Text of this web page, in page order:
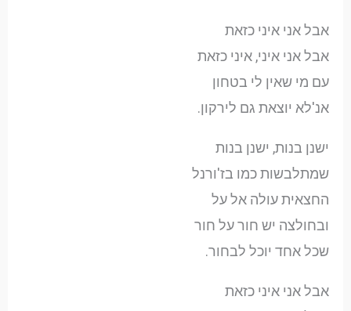
אבל אני איני כזאת
אבל אני איני, איני כזאת
עם מי שאין לי בטחון
אנ'לא יוצאת גם לירקון.
ישנן בנות, ישנן בנות
שמתלבשות כמו בז'ורנל
החצאית עולה אל על
ובחולצה יש חור על חור
שכל אחד יוכל לבחור.
אבל אני איני כזאת